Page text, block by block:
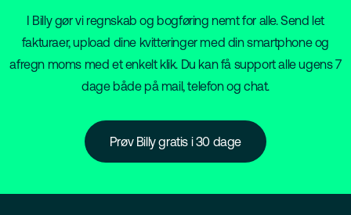
I Billy gør vi regnskab og bogføring nemt for alle. Send let
fakturaer, upload dine kvitteringer med din smartphone og
afregn moms med et enkelt klik. Du kan få support alle ugens 7
dage både på mail, telefon og chat.
Prøv Billy gratis i 30 dage